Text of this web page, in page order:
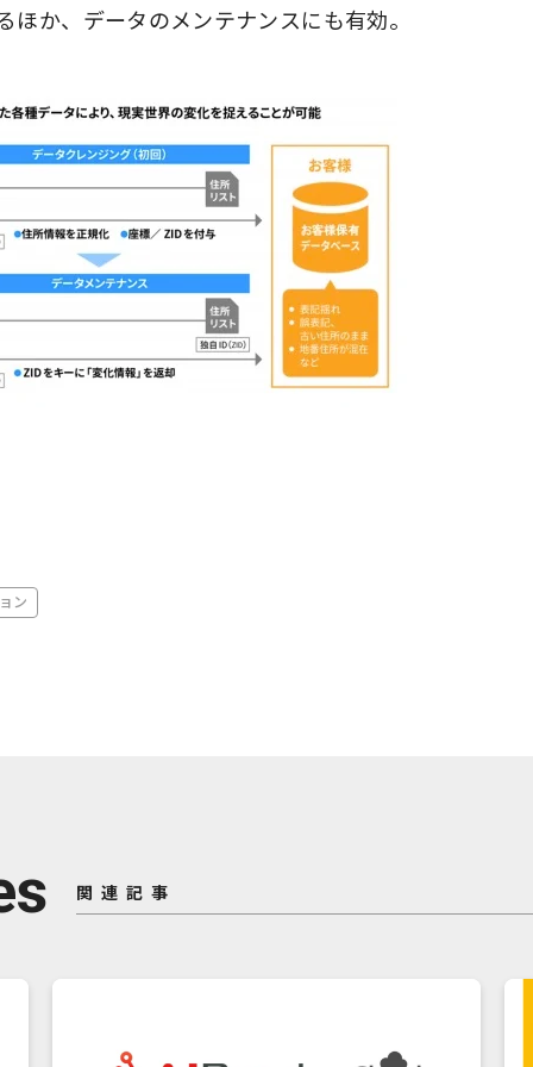
か、データのメンテナンスにも有効。
ン
関連記事